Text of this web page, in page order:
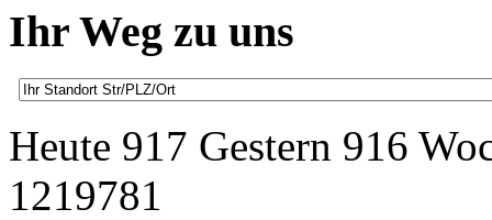
Ihr Weg zu uns
Heute 917 Gestern 916
1219781